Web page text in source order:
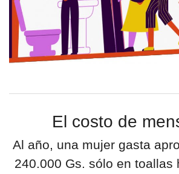
El costo de
Al año, una mujer gasta
240.000 Gs. sólo en toallas